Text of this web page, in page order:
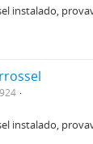
instalado,
instalado,